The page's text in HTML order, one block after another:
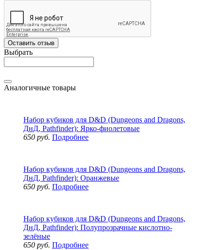
Оставить отзыв
Выбрать
Аналогичные товары
Набор кубиков для D&D (Dungeons and Dragons,
ДнД, Pathfinder): Ярко-фиолетовые
650 руб. Подробнее
Набор кубиков для D&D (Dungeons and Dragons,
ДнД, Pathfinder): Оранжевые
650 руб. Подробнее
Набор кубиков для D&D (Dungeons and Dragons,
ДнД, Pathfinder): Полупрозрачные кислотно-
зелёные
650 руб. Подробнее